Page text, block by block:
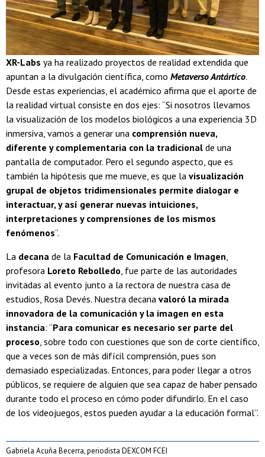
XR-Labs ya ha realizado proyectos de realidad extendida que
apuntan a la divulgación científica, como Metaverso Antártico.
Desde estas experiencias, el académico afirma que el aporte de
la realidad virtual consiste en dos ejes: “Si nosotros llevamos
la visualización de los modelos biológicos a una experiencia 3D
inmersiva, vamos a generar una comprensión nueva,
diferente y complementaria con la tradicional de una
pantalla de computador. Pero el segundo aspecto, que es
también la hipótesis que me mueve, es que la visualización
grupal de objetos tridimensionales permite dialogar e
interactuar, y así generar nuevas intuiciones,
interpretaciones y comprensiones de los mismos
fenómenos”.
La decana de la Facultad de Comunicación e Imagen,
profesora Loreto Rebolledo, fue parte de las autoridades
invitadas al evento junto a la rectora de nuestra casa de
estudios, Rosa Devés. Nuestra decana valoró la mirada
innovadora de la comunicación y la imagen en esta
instancia: “Para comunicar es necesario ser parte del
proceso, sobre todo con cuestiones que son de corte científico,
que a veces son de más difícil comprensión, pues son
demasiado especializadas. Entonces, para poder llegar a otros
públicos, se requiere de alguien que sea capaz de haber pensado
durante todo el proceso en cómo poder difundirlo. En el caso
de los videojuegos, estos pueden ayudar a la educación formal”.
Gabriela Acuña Becerra, periodista DEXCOM FCEI